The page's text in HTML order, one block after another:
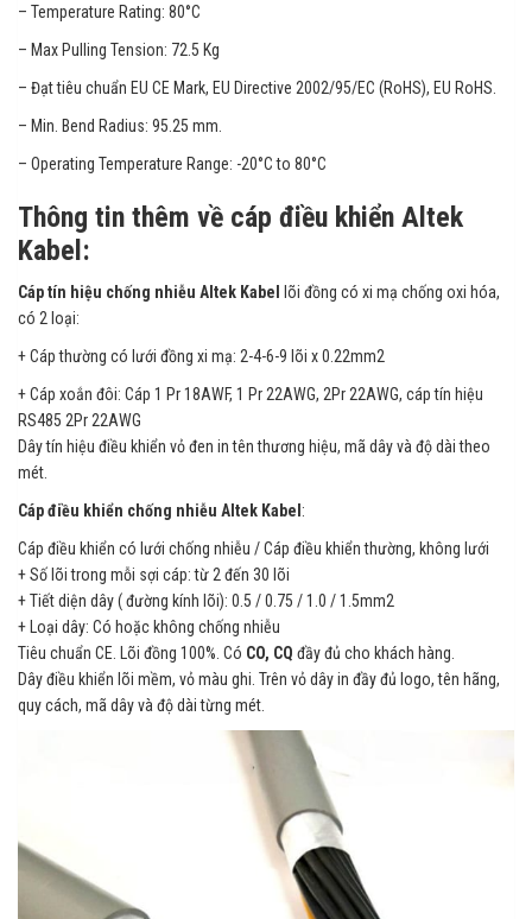
– Temperature Rating: 80°C
– Max Pulling Tension: 72.5 Kg
– Đạt tiêu chuẩn EU CE Mark, EU Directive 2002/95/EC (RoHS), EU RoHS.
– Min. Bend Radius: 95.25 mm.
– Operating Temperature Range: -20°C to 80°C
Thông tin thêm về cáp điều khiển Altek
Kabel:
Cáp tín hiệu chống nhiễu Altek Kabel
lõi đồng có xi mạ chống oxi hóa,
có 2 loại:
+ Cáp thường có lưới đồng xi mạ: 2-4-6-9 lõi x 0.22mm2
+ Cáp xoắn đôi: Cáp 1 Pr 18AWF, 1 Pr 22AWG, 2Pr 22AWG, cáp tín hiệu
RS485 2Pr 22AWG
Dây tín hiệu điều khiển vỏ đen in tên thương hiệu, mã dây và độ dài theo
mét.
Cáp điều khiển chống nhiễu Altek Kabel :
Cáp điều khiển có lưới chống nhiễu / Cáp điều khiển thường, không lưới
+ Số lõi trong mỗi sợi cáp: từ 2 đến 30 lõi
+ Tiết diện dây ( đường kính lõi): 0.5 / 0.75 / 1.0 / 1.5mm2
+ Loại dây: Có hoặc không chống nhiễu
Tiêu chuẩn CE. Lõi đồng 100%. Có CO, CQ đầy đủ cho khách hàng.
Dây điều khiển lõi mềm, vỏ màu ghi. Trên vỏ dây in đầy đủ logo, tên hãng,
quy cách, mã dây và độ dài từng mét.